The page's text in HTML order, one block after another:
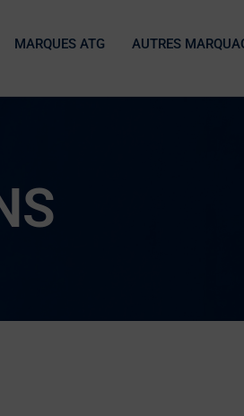
MARQUES ATG AUTRES